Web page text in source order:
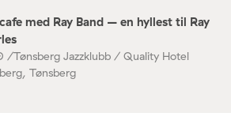
med Ray Band – en hyllest til Ray
/Tønsberg Jazzklubb / Quality Hotel
Tønsberg